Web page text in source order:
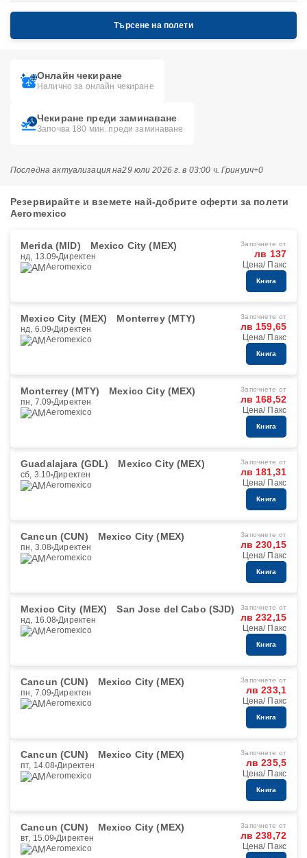
Търсене на полети
Онлайн чекиране
Налично за онлайн чекиране
Чекиране преди заминаване
Започва 180 мин. преди заминаване
Последна актуализация на29 юли 2026 г. в 03:00 ч. Гринуич+0
Резервирайте и вземете най-добрите оферти за полети
Aeromexico
Merida (MID) Mexico City (MEX)
нд, 13.09 Директен
Aeromexico
Започнете от
лв 137
Цена/ Пакс
Книга
Mexico City (MEX) Monterrey (MTY)
нд, 6.09 Директен
Aeromexico
Започнете от
лв 159,65
Цена/ Пакс
Книга
Monterrey (MTY) Mexico City (MEX)
пн, 7.09 Директен
Aeromexico
Започнете от
лв 168,52
Цена/ Пакс
Книга
Guadalajara (GDL) Mexico City (MEX)
сб, 3.10 Директен
Aeromexico
Започнете от
лв 181,31
Цена/ Пакс
Книга
Cancun (CUN) Mexico City (MEX)
пн, 3.08 Директен
Aeromexico
Започнете от
лв 230,15
Цена/ Пакс
Книга
Mexico City (MEX) San Jose del Cabo (SJD)
нд, 16.08 Директен
Aeromexico
Започнете от
лв 232,15
Цена/ Пакс
Книга
Cancun (CUN) Mexico City (MEX)
пн, 7.09 Директен
Aeromexico
Започнете от
лв 233,1
Цена/ Пакс
Книга
Cancun (CUN) Mexico City (MEX)
пт, 14.08 Директен
Aeromexico
Започнете от
лв 235,5
Цена/ Пакс
Книга
Cancun (CUN) Mexico City (MEX)
вт, 15.09 Директен
Aeromexico
Започнете от
лв 238,72
Цена/ Пакс